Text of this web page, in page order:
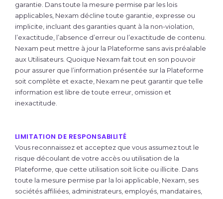
garantie. Dans toute la mesure permise par les lois
applicables, Nexam décline toute garantie, expresse ou
implicite, incluant des garanties quant à la non-violation,
l’exactitude, l’absence d’erreur ou l’exactitude de contenu.
Nexam peut mettre à jour la Plateforme sans avis préalable
aux Utilisateurs. Quoique Nexam fait tout en son pouvoir
pour assurer que l’information présentée sur la Plateforme
soit complète et exacte, Nexam ne peut garantir que telle
information est libre de toute erreur, omission et
inexactitude.
LIMITATION DE RESPONSABILITÉ
Vous reconnaissez et acceptez que vous assumez tout le
risque découlant de votre accès ou utilisation de la
Plateforme, que cette utilisation soit licite ou illicite. Dans
toute la mesure permise par la loi applicable, Nexam, ses
sociétés affiliées, administrateurs, employés, mandataires,